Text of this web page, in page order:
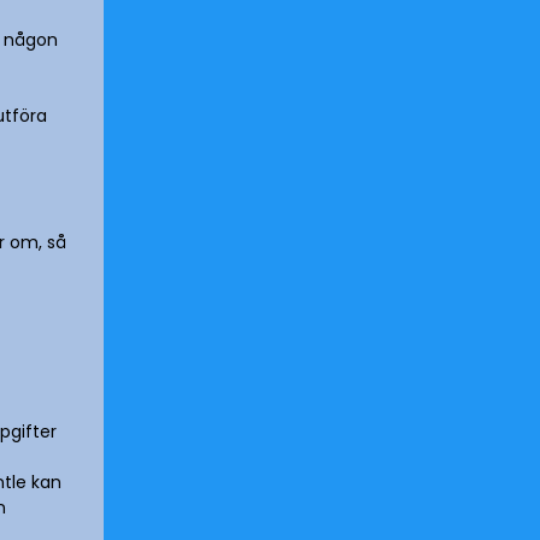
om, så
kan